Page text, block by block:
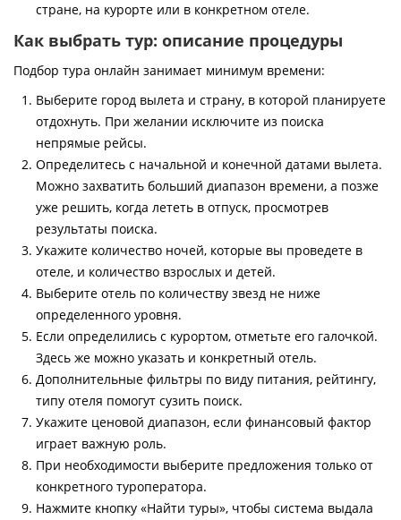
стране, на курорте или в конкретном отеле.
Как выбрать тур: описание процедуры
Подбор тура онлайн занимает минимум времени:
Выберите город вылета и страну, в которой планируете
отдохнуть. При желании исключите из поиска
непрямые рейсы.
Определитесь с начальной и конечной датами вылета.
Можно захватить больший диапазон времени, а позже
уже решить, когда лететь в отпуск, просмотрев
результаты поиска.
Укажите количество ночей, которые вы проведете в
отеле, и количество взрослых и детей.
Выберите отель по количеству звезд не ниже
определенного уровня.
Если определились с курортом, отметьте его галочкой.
Здесь же можно указать и конкретный отель.
Дополнительные фильтры по виду питания, рейтингу,
типу отеля помогут сузить поиск.
Укажите ценовой диапазон, если финансовый фактор
играет важную роль.
При необходимости выберите предложения только от
конкретного туроператора.
Нажмите кнопку «Найти туры», чтобы система выдала